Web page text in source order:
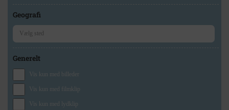
Geografi
Generelt
Vis kun med billeder
Vis kun med filmklip
Vis kun med lydklip